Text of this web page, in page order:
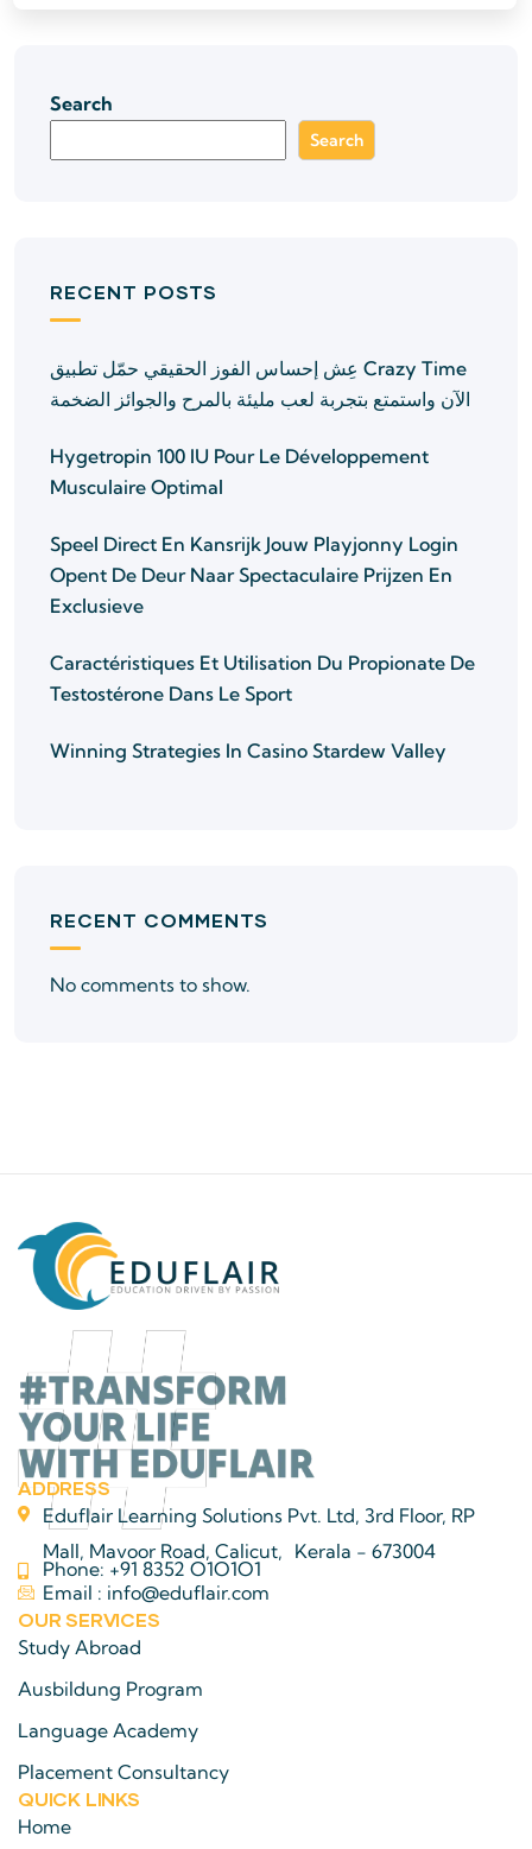
Search
Search
RECENT POSTS
عِش إحساس الفوز الحقيقي حمّل تطبيق ‎Crazy Time‎
الآن واستمتع بتجربة لعب مليئة بالمرح والجوائز الضخمة
Hygetropin 100 IU Pour Le Développement
Musculaire Optimal
Speel Direct En Kansrijk Jouw Playjonny Login
Opent De Deur Naar Spectaculaire Prijzen En
Exclusieve
Caractéristiques Et Utilisation Du Propionate De
Testostérone Dans Le Sport
Winning Strategies In Casino Stardew Valley
RECENT COMMENTS
No comments to show.
ADDRESS
Eduflair Learning Solutions Pvt. Ltd, 3rd Floor, RP
Mall, Mavoor Road, Calicut, Kerala - 673004
Phone: +91 8352 O1O1O1
Email : info@eduflair.com
OUR SERVICES
Study Abroad
Ausbildung Program
Language Academy
Placement Consultancy
QUICK LINKS​
Home